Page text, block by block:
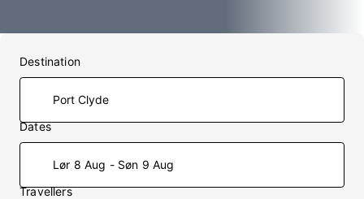
Destination
Dates
Lør 8 Aug - Søn 9 Aug
Travellers